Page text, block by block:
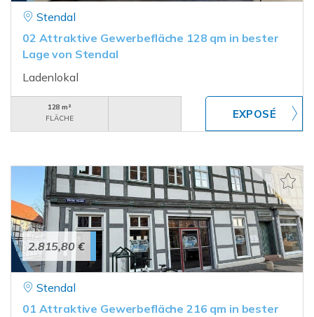
Stendal
02 Attraktive Gewerbefläche 128 qm in bester
Lage von Stendal
Ladenlokal
128 m²
FLÄCHE
2.815,80 €
Stendal
01 Attraktive Gewerbefläche 216 qm in bester